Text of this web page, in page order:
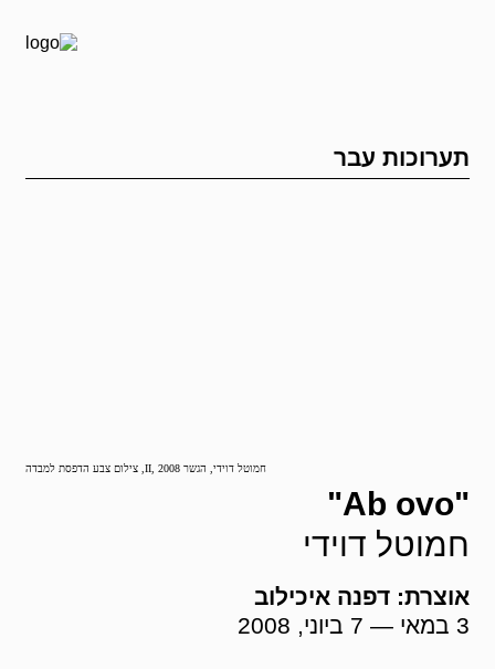
תערוכות עבר
חמוטל דוידי, הגשר II, 2008, צילום צבע הדפסת למבדה
"Ab ovo"
חמוטל דוידי
אוצרת: דפנה איכילוב
3 במאי — 7 ביוני, 2008